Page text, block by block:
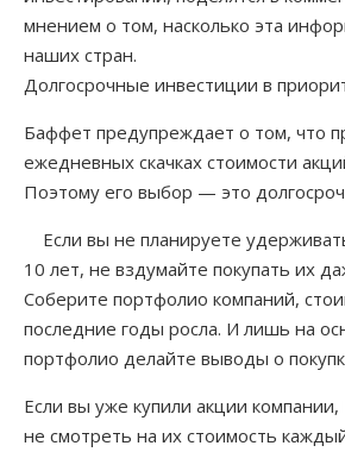
мнением о том, насколько эта
наших стран.
Долгосрочные инвестиции в
Баффет предупреждает о том, что
ежедневных скачках стоимости
Поэтому его выбор — это
Если вы не планируете
10 лет, не вздумайте покупать их
Соберите портфолио компаний,
последние годы росла. И лишь на
портфолио делайте выводы о
Если вы уже купили акции
не смотреть на их стоимость